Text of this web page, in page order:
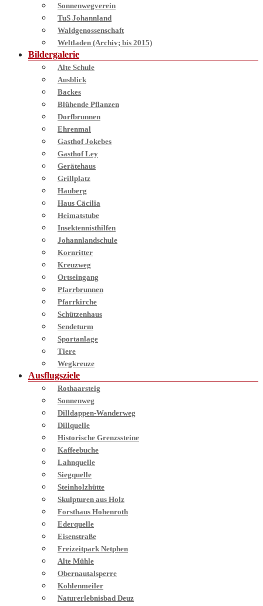
Sonnenwegverein
TuS Johannland
Waldgenossenschaft
Weltladen (Archiv; bis 2015)
Bildergalerie
Alte Schule
Ausblick
Backes
Blühende Pflanzen
Dorfbrunnen
Ehrenmal
Gasthof Jokebes
Gasthof Ley
Gerätehaus
Grillplatz
Hauberg
Haus Cäcilia
Heimatstube
Insektennisthilfen
Johannlandschule
Kornritter
Kreuzweg
Ortseingang
Pfarrbrunnen
Pfarrkirche
Schützenhaus
Sendeturm
Sportanlage
Tiere
Wegkreuze
Ausflugsziele
Rothaarsteig
Sonnenweg
Dilldappen-Wanderweg
Dillquelle
Historische Grenzssteine
Kaffeebuche
Lahnquelle
Siegquelle
Steinholzhütte
Skulpturen aus Holz
Forsthaus Hohenroth
Ederquelle
Eisenstraße
Freizeitpark Netphen
Alte Mühle
Obernautalsperre
Kohlenmeiler
Naturerlebnisbad Deuz